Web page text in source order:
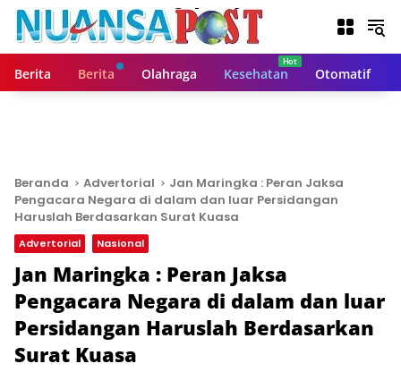
Berita Berita Olahraga Kesehatan Otomatif
Beranda Advertorial
Jan Maringka : Peran Jaksa
Pengacara Negara di dalam dan luar Persidangan
Haruslah Berdasarkan Surat Kuasa
Advertorial Nasional
Jan Maringka : Peran Jaksa
Pengacara Negara di dalam dan luar
Persidangan Haruslah Berdasarkan
Surat Kuasa